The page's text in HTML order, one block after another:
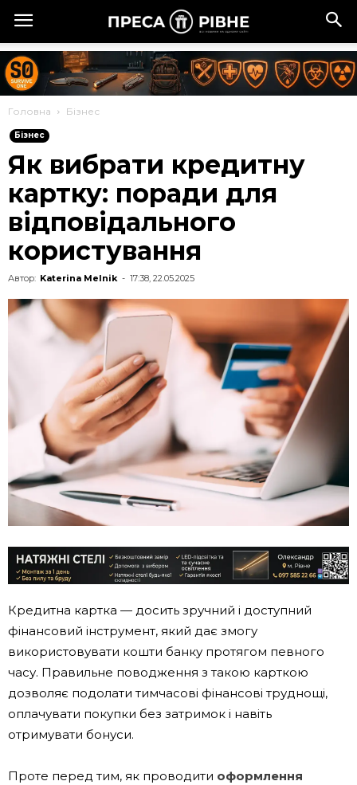
Головна Бізнес
Бізнес
Як вибрати кредитну
картку: поради для
відповідального
користування
Автор: Katerina Melnik - 17:38, 22.05.2025
Кредитна картка — досить зручний і доступний
фінансовий інструмент, який дає змогу
використовувати кошти банку протягом певного
часу. Правильне поводження з такою карткою
дозволяє подолати тимчасові фінансові труднощі,
оплачувати покупки без затримок і навіть
отримувати бонуси.
Проте перед тим, як проводити оформлення